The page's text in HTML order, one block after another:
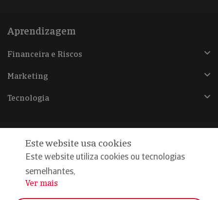
Aprendizagem
Financeira e Riscos
Marketing
Tecnologia
@Copyright 2026, Iberinform
Aviso legal
Política de cookies
Este website usa cookies
Este website utiliza cookies ou tecnologias
semelhantes,
...
Ver mais